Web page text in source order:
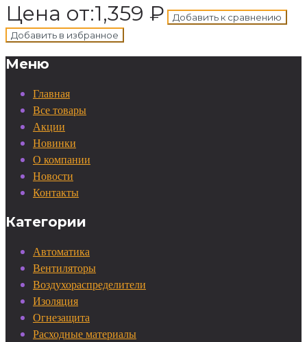
Цена от:1,359 ₽
Добавить к сравнению
Добавить в избранное
Меню
Главная
Все товары
Акции
Новинки
О компании
Новости
Контакты
Категории
Автоматика
Вентиляторы
Воздухораспределители
Изоляция
Огнезащита
Расходные материалы